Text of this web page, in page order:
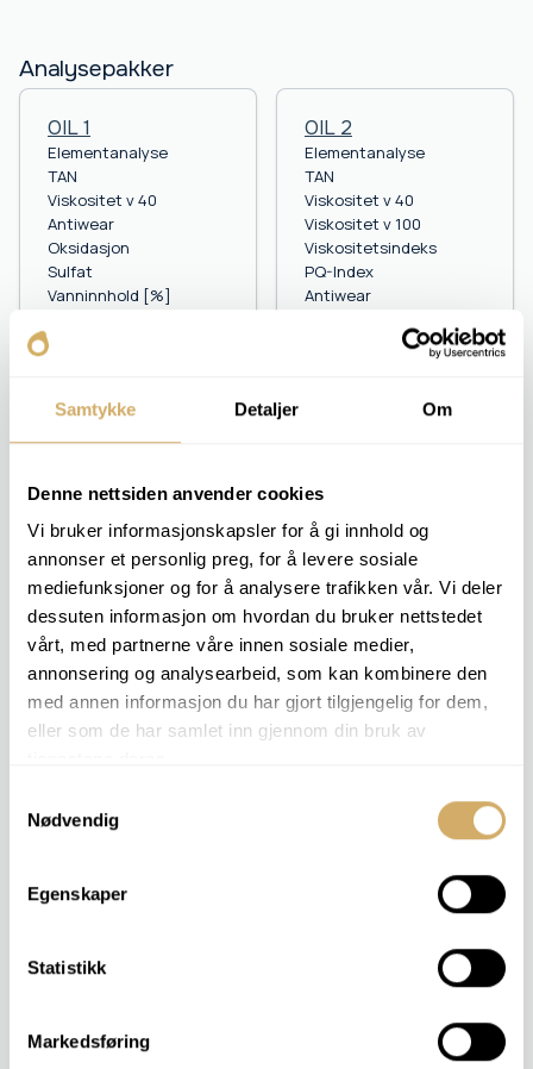
Samtykke Detaljer Om
Denne nettsiden anvender cookies
Vi bruker informasjonskapsler for å gi innhold og
annonser et personlig preg, for å levere sosiale
mediefunksjoner og for å analysere trafikken vår. Vi deler
dessuten informasjon om hvordan du bruker nettstedet
vårt, med partnerne våre innen sosiale medier,
annonsering og analysearbeid, som kan kombinere den
med annen informasjon du har gjort tilgjengelig for dem,
eller som de har samlet inn gjennom din bruk av
Nødvendig
Egenskaper
Statistikk
Markedsføring
Analysepakker
OIL 1
Elementanalyse
TAN
Viskositet v 40
Antiwear
Oksidasjon
Sulfat
Vanninnhold [%]
OIL 2
Elementanalyse
TAN
Viskositet v 40
Viskositet v 100
Viskositetsindeks
PQ-Index
Antiwear
Elementanalyse
Viskositet v 40
Vanninnhold [ppm]
Antiwear
Oksidasjon
Partikkeltelling
Elementanalyse
Viskositet v 40
Viskositet v 100
Viskositetsindeks
PQ-Index
Vanninnhold [ppm]
Oksidasjon
Sulfat
Partikkeltelling
Elementanalyse
Vanninnhold [ppm]
Sulfat